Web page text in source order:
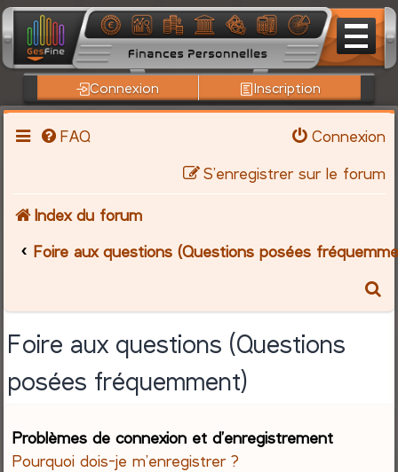
Connexion Inscription
FAQ
Connexion
S’enregistrer sur le forum
Index du forum
Foire aux questions (Questions posées
Foire aux questions (Questions
posées fréquemment)
Problèmes de connexion et d’enregistrement
Pourquoi dois-je m’enregistrer ?